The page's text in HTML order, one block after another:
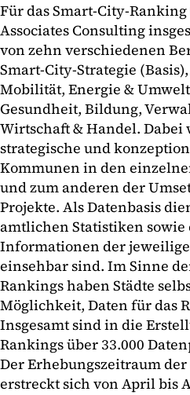
Für das Smart-City-
Associates Consulting
von zehn verschiedenen
Smart-City-Strategie
Mobilität, Energie &
Gesundheit, Bildung,
Wirtschaft & Handel.
strategische und
Kommunen in den
und zum anderen der
Projekte. Als Datenbasis
amtlichen Statistiken sowie
Informationen der
einsehbar sind. Im Sinne
Rankings haben Städte
Möglichkeit, Daten für das
Insgesamt sind in die
Rankings über 33.000
Der Erhebungszeitraum
erstreckt sich von April bis